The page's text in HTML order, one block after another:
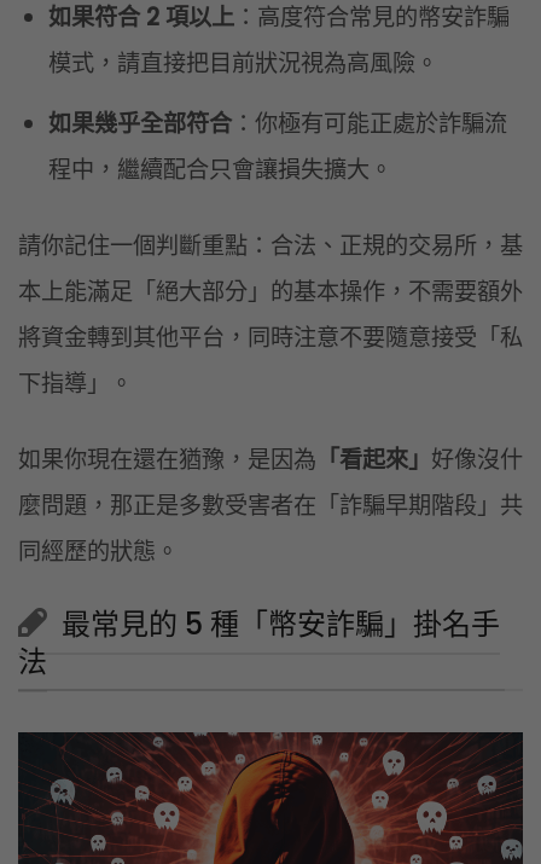
如果符合 2 項以上：高度符合常見的幣安詐騙
模式，請直接把目前狀況視為高風險。
如果幾乎全部符合：你極有可能正處於詐騙流
程中，繼續配合只會讓損失擴大。
請你記住一個判斷重點：合法、正規的交易所，基
本上能滿足「絕大部分」的基本操作，不需要額外
將資金轉到其他平台，同時注意不要隨意接受「私
下指導」。
如果你現在還在猶豫，是因為 「看起來」 好像沒什
麼問題，那正是多數受害者在「詐騙早期階段」共
同經歷的狀態。
最常見的 5 種「幣安詐騙」掛名手
法